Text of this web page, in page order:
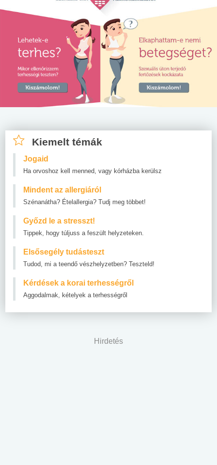
Kiemelt témák
Jogaid
Ha orvoshoz kell menned, vagy kórházba kerülsz
Mindent az allergiáról
Szénanátha? Ételallergia? Tudj meg többet!
Győzd le a stresszt!
Tippek, hogy túljuss a feszült helyzeteken.
Elsősegély tudásteszt
Tudod, mi a teendő vészhelyzetben? Teszteld!
Kérdések a korai terhességről
Aggodalmak, kételyek a terhességről
Hirdetés